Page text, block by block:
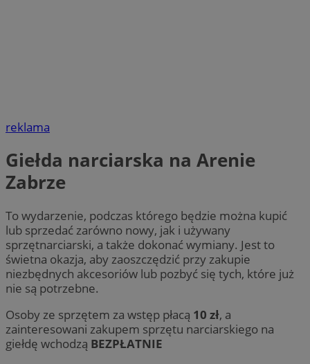
reklama
Giełda narciarska na Arenie
Zabrze
To wydarzenie, podczas którego będzie można kupić
lub sprzedać zarówno nowy, jak i używany
sprzętnarciarski, a także dokonać wymiany. Jest to
świetna okazja, aby zaoszczędzić przy zakupie
niezbędnych akcesoriów lub pozbyć się tych, które już
nie są potrzebne.
Osoby ze sprzętem za wstęp płacą 10 zł, a
zainteresowani zakupem sprzętu narciarskiego na
giełdę wchodzą BEZPŁATNIE